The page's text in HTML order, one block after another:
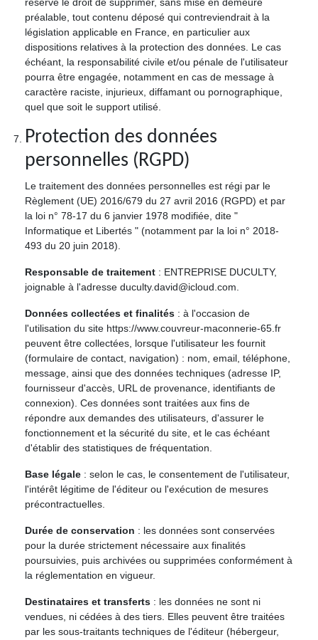
préalable, tout contenu déposé qui contreviendrait à la
législation applicable en France, en particulier aux
dispositions relatives à la protection des données. Le cas
échéant, la responsabilité civile et/ou pénale de l'utilisateur
pourra être engagée, notamment en cas de message à
caractère raciste, injurieux, diffamant ou pornographique,
quel que soit le support utilisé.
Protection des données
personnelles (RGPD)
Le traitement des données personnelles est régi par le
Règlement (UE) 2016/679 du 27 avril 2016 (RGPD) et par
la loi n° 78-17 du 6 janvier 1978 modifiée, dite "
Informatique et Libertés " (notamment par la loi n° 2018-
493 du 20 juin 2018).
Responsable de traitement : ENTREPRISE DUCULTY,
joignable à l'adresse duculty.david@icloud.com.
Données collectées et finalités : à l'occasion de
l'utilisation du site https://www.couvreur-maconnerie-65.fr
peuvent être collectées, lorsque l'utilisateur les fournit
(formulaire de contact, navigation) : nom, email, téléphone,
message, ainsi que des données techniques (adresse IP,
fournisseur d'accès, URL de provenance, identifiants de
connexion). Ces données sont traitées aux fins de
répondre aux demandes des utilisateurs, d'assurer le
fonctionnement et la sécurité du site, et le cas échéant
d'établir des statistiques de fréquentation.
Base légale : selon le cas, le consentement de l'utilisateur,
l'intérêt légitime de l'éditeur ou l'exécution de mesures
précontractuelles.
Durée de conservation : les données sont conservées
pour la durée strictement nécessaire aux finalités
poursuivies, puis archivées ou supprimées conformément à
la réglementation en vigueur.
Destinataires et transferts : les données ne sont ni
vendues, ni cédées à des tiers. Elles peuvent être traitées
par les sous-traitants techniques de l'éditeur (hébergeur,